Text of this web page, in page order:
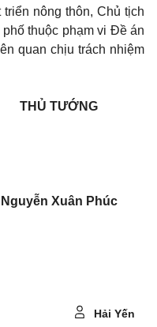
nông thôn, Chủ tịch
thuộc phạm vi Đề án
quan chịu trách nhiệm
THỦ TƯỚNG
Nguyễn Xuân Phúc
Hải Yến